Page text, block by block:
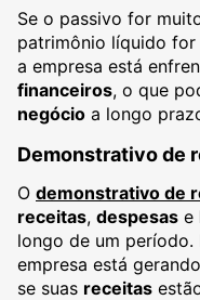
Se o passivo for
patrimônio líquido
a empresa está
financeiros, o que
negócio a longo
Demonstrativo de
O demonstrativo de
receitas, despesas e
longo de um período.
empresa está gerando
se suas receitas